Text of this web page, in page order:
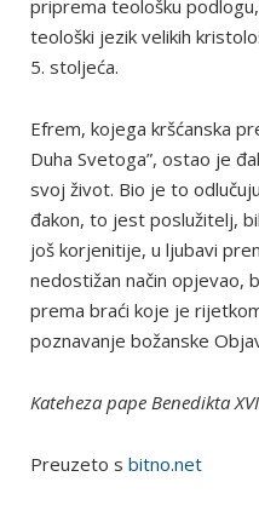
priprema teološku
teološki jezik velikih
5. stoljeća.
Efrem, kojega kršćanska
Duha Svetoga”, ostao je
svoj život. Bio je to
đakon, to jest poslužitelj,
još korjenitije, u ljubavi
nedostižan način opjevao,
prema braći koje je
poznavanje božanske
Kateheza pape Benedikta
Preuzeto s bitno.net